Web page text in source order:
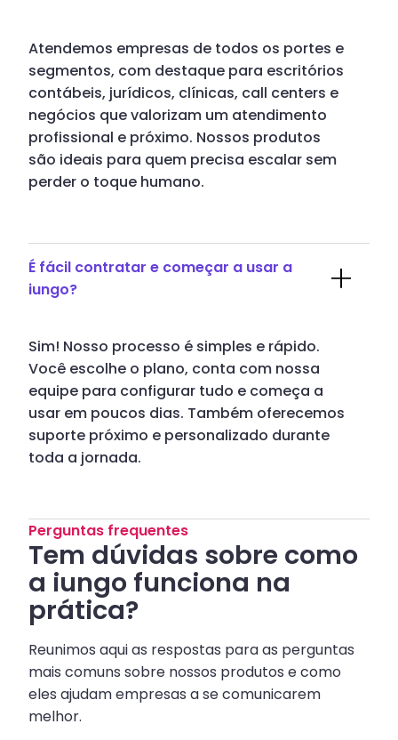
Perguntas frequentes
Tem dúvidas sobre como
a iungo funciona na
prática?
Reunimos aqui as respostas para as perguntas
mais comuns sobre nossos produtos e como
eles ajudam empresas a se comunicarem
melhor.
Atendemos empresas de todos os portes e
segmentos, com destaque para escritórios
contábeis, jurídicos, clínicas, call centers e
negócios que valorizam um atendimento
profissional e próximo. Nossos produtos
são ideais para quem precisa escalar sem
perder o toque humano.
É fácil contratar e começar a usar a
iungo?
Sim! Nosso processo é simples e rápido.
Você escolhe o plano, conta com nossa
equipe para configurar tudo e começa a
usar em poucos dias. Também oferecemos
suporte próximo e personalizado durante
toda a jornada.